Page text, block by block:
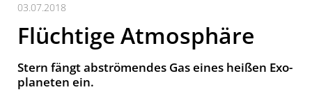
03.07.2018
Flüchtige Atmosphäre
Stern fängt abströmendes Gas eines heißen Exo­
planeten ein.